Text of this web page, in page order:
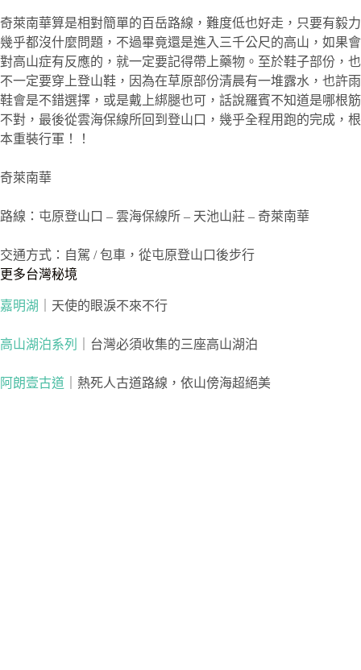
奇萊南華算是相對簡單的百岳路線，難度低也好走，只要有毅力
幾乎都沒什麼問題，不過畢竟還是進入三千公尺的高山，如果會
對高山症有反應的，就一定要記得帶上藥物。至於鞋子部份，也
不一定要穿上登山鞋，因為在草原部份清晨有一堆露水，也許雨
鞋會是不錯選擇，或是戴上綁腿也可，話說羅賓不知道是哪根筋
不對，最後從雲海保線所回到登山口，幾乎全程用跑的完成，根
本重裝行軍！！
奇萊南華
路線：屯原登山口 – 雲海保線所 – 天池山莊 – 奇萊南華
交通方式：自駕 / 包車，從屯原登山口後步行
更多台灣秘境
嘉明湖 ｜天使的眼淚不來不行
高山湖泊系列 ｜台灣必須收集的三座高山湖泊
阿朗壹古道 ｜熱死人古道路線，依山傍海超絕美